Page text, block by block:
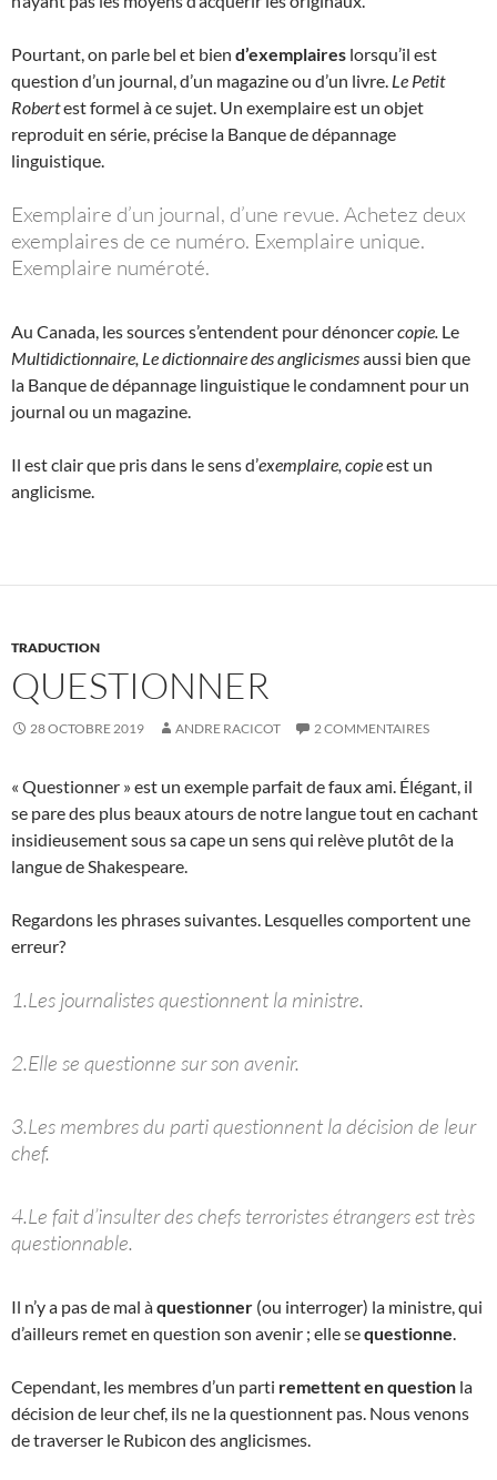
Pourtant, on parle bel et bien d’exemplaires lorsqu’il est
question d’un journal, d’un magazine ou d’un livre. Le Petit
Robertest formel à ce sujet. Un exemplaire est un objet
reproduit en série, précise la Banque de dépannage
linguistique.
Exemplaire d’un journal, d’une revue. Achetez deux
exemplaires de ce numéro. Exemplaire unique.
Exemplaire numéroté.
Au Canada, les sources s’entendent pour dénoncercopie. Le
Multidictionnaire, Le dictionnaire des anglicismesaussi bien que
la Banque de dépannage linguistique le condamnent pour un
journal ou un magazine.
Il est clair que pris dans le sens d’exemplaire, copieest un
anglicisme.
TRADUCTION
QUESTIONNER
28 OCTOBRE 2019 ANDRE RACICOT 2 COMMENTAIRES
« Questionner » est un exemple parfait de faux ami. Élégant, il
se pare des plus beaux atours de notre langue tout en cachant
insidieusement sous sa cape un sens qui relève plutôt de la
langue de Shakespeare.
Regardons les phrases suivantes. Lesquelles comportent une
erreur?
1.Les journalistes questionnent la ministre.
2.Elle se questionne sur son avenir.
3.Les membres du parti questionnent la décision de leur
chef.
4.Le fait d’insulter des chefs terroristes étrangers est très
questionnable.
Il n’y a pas de mal àquestionner (ou interroger) la ministre, qui
d’ailleurs remet en question son avenir ; elle sequestionne
Cependant, les membres d’un parti remettent en question la
décision de leur chef, ils ne la questionnent pas. Nous venons
de traverser le Rubicon des anglicismes.